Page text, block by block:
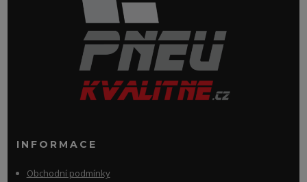
INFORMACE
Obchodní podmínky